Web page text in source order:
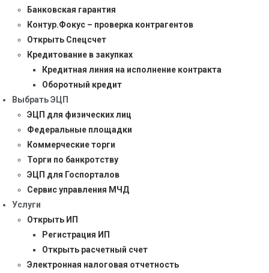
Банковская гарантия
Контур.Фокус – проверка контрагентов
Открыть Спецсчет
Кредитование в закупках
Кредитная линия на исполнение контракта
Оборотный кредит
Выбрать ЭЦП
ЭЦП для физических лиц
Федеральные площадки
Коммерческие торги
Торги по банкротству
ЭЦП для Госпорталов
Сервис управления МЧД
Услуги
Открыть ИП
Регистрация ИП
Открыть расчетный счет
Электронная налоговая отчетность